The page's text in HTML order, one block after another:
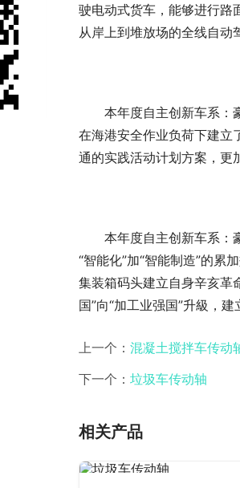
驶电动式货车，能够进行路
从岸上到堆放场的全线自